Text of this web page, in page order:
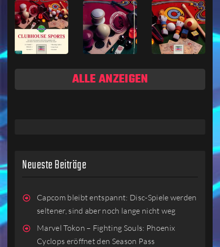
ALLE ANZEIGEN
Neueste Beiträge
Capcom bleibt entspannt: Disc-Spiele werden
seltener, sind aber noch lange nicht weg
Marvel Tokon – Fighting Souls: Phoenix
Cyclops eröffnet den Season Pass